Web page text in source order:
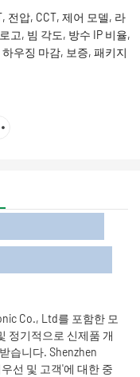
전압, CCT, 제어 모델, 라
고, 빔 각도, 방수 IP 비율,
하우징 마감, 보증, 패키지
개
Co., Ltd를 포함한 모
정기적으로 신제품 개
습니다. Shenzhen
선 및 고객'에 대한 중